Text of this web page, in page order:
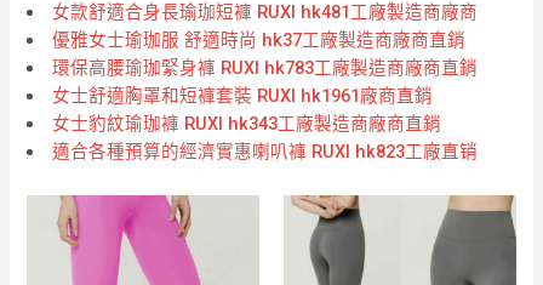
女款舒適合身長瑜珈短褲 RUXI hk481工廠製造商廠商
優雅女士瑜珈服 舒適時尚 hk37工廠製造商廠商直銷
環保高腰瑜珈緊身褲 RUXI hk783工廠製造商廠商直銷
女士舒適胸罩和短褲套裝 RUXI hk1961廠商直銷
女士豹紋瑜珈褲 RUXI hk343工廠製造商廠商直銷
適合各種預算的經濟實惠喇叭褲 RUXI hk823工廠直销